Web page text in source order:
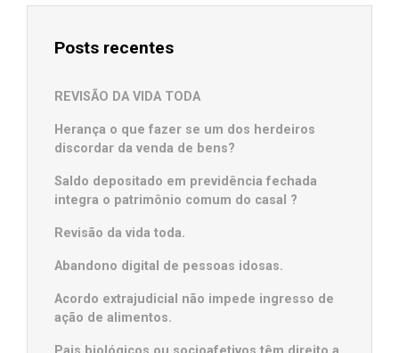
Posts recentes
REVISÃO DA VIDA TODA
Herança o que fazer se um dos herdeiros
discordar da venda de bens?
Saldo depositado em previdência fechada
integra o patrimônio comum do casal ?
Revisão da vida toda.
Abandono digital de pessoas idosas.
Acordo extrajudicial não impede ingresso de
ação de alimentos.